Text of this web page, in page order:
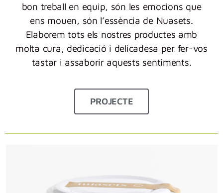
bon treball en equip, són les emocions que
ens mouen, són l’essència de Nuasets.
Elaborem tots els nostres productes amb
molta cura, dedicació i delicadesa per fer-vos
tastar i assaborir aquests sentiments.
PROJECTE